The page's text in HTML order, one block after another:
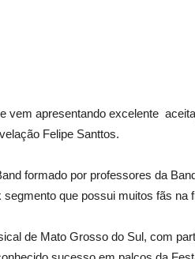
apresentando excelente
Felipe Santtos.
formado por professores da
que possui muitos fãs na
de Mato Grosso do Sul, com